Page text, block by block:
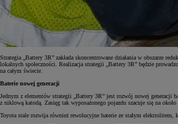
Strategia „Battery 3R” zakłada skoncentrowane działania w obszarze
lokalnych społeczności. Realizacja strategii „Battery 3R” będzie
na całym świecie.
Baterie nowej generacji
Jednym z elementów strategii „Battery 3R” jest rozwój nowej generacji
z niklową katodą. Zasięg tak wyposażonego pojazdu szacuje się na
Toyota stale rozwija również rewolucyjne baterie ze stałym